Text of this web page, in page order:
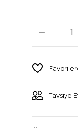
Tavsiye